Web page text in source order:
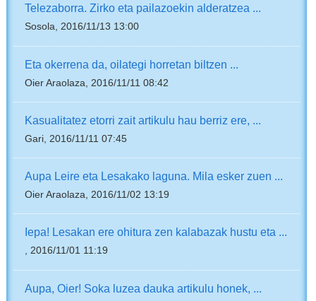
Telezaborra. Zirko eta pailazoekin alderatzea ...
Sosola, 2016/11/13 13:00
Eta okerrena da, oilategi horretan biltzen ...
Oier Araolaza, 2016/11/11 08:42
Kasualitatez etorri zait artikulu hau berriz ere, ...
Gari, 2016/11/11 07:45
Aupa Leire eta Lesakako laguna. Mila esker zuen ...
Oier Araolaza, 2016/11/02 13:19
Iepa! Lesakan ere ohitura zen kalabazak hustu eta ...
, 2016/11/01 11:19
Aupa, Oier! Soka luzea dauka artikulu honek, ...